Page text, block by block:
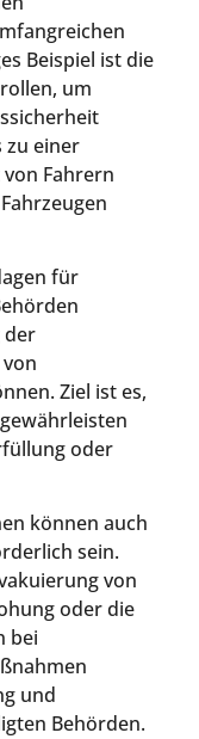
Beispiel ist die
um
zu einer
Fahrern
für
der
Ziel ist es,
oder
können auch
sein.
von
oder die
bei
und
Behörden.